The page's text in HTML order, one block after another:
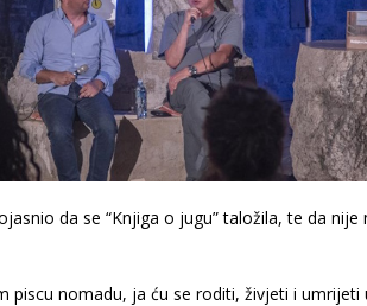
da se “Knjiga o jugu” taložila, te da nije
piscu nomadu, ja ću se roditi, živjeti i umrijeti